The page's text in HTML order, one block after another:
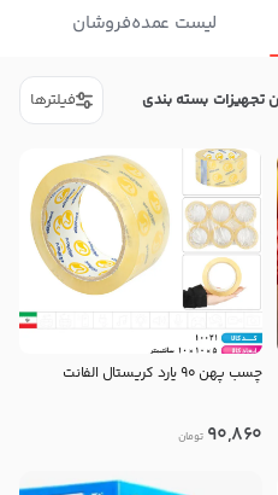
لیست عمده‌فروشان
تجهیزات بسته بندی فیلترها
چسب پهن ۹۰ یارد کریستال الفانت
90,860 تومان